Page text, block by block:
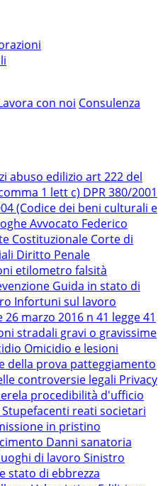
con noi Consulenza
abuso edilizio art 222 del
1 lett c) DPR 380/2001
(Codice dei beni culturali e
Avvocato Federico
Costituzionale Corte di
Diritto Penale
etilometro falsità
Guida in stato di
Infortuni sul lavoro
26 marzo 2016 n 41 legge 41
stradali gravi o gravissime
Omicidio e lesioni
della prova patteggiamento
controversie legali Privacy
procedibilità d'ufficio
reati societari
in pristino
Danni sanatoria
di lavoro Sinistro
stato di ebbrezza